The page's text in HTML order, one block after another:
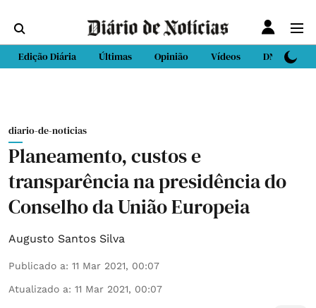
Edição Diária Últimas Opinião Vídeos DN Sport
diario-de-noticias
Planeamento, custos e
transparência na presidência do
Conselho da União Europeia
Augusto Santos Silva
Publicado a: 11 Mar 2021, 00:07
Atualizado a: 11 Mar 2021, 00:07